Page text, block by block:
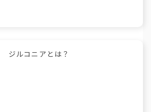
ジルコニアとは？